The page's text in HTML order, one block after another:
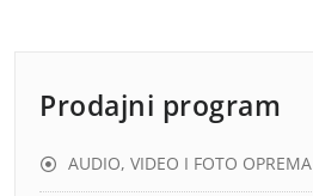
Prodajni program
AUDIO, VIDEO I FOTO OPREMA